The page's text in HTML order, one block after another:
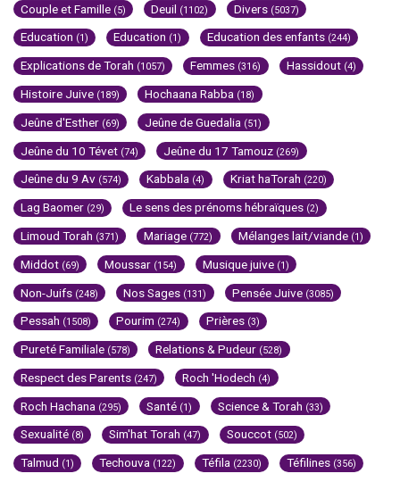
Couple et Famille (5) Deuil (1102) Divers (5037)
Education (1) Education (1) Education des enfants (244)
Explications de Torah (1057) Femmes (316) Hassidout (4)
Histoire Juive (189) Hochaana Rabba (18)
Jeûne d'Esther (69) Jeûne de Guedalia (51)
Jeûne du 10 Tévet (74) Jeûne du 17 Tamouz (269)
Jeûne du 9 Av (574) Kabbala (4) Kriat haTorah (220)
Lag Baomer (29) Le sens des prénoms hébraïques (2)
Limoud Torah (371) Mariage (772) Mélanges lait/viande (1)
Middot (69) Moussar (154) Musique juive (1)
Non-Juifs (248) Nos Sages (131) Pensée Juive (3085)
Pessah (1508) Pourim (274) Prières (3)
Pureté Familiale (578) Relations & Pudeur (528)
Respect des Parents (247) Roch 'Hodech (4)
Roch Hachana (295) Santé (1) Science & Torah (33)
Sexualité (8) Sim'hat Torah (47) Souccot (502)
Talmud (1) Techouva (122) Téfila (2230) Téfilines (356)